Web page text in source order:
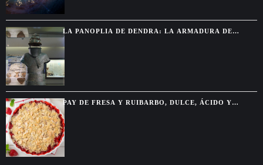
LA PANOPLIA DE DENDRA: LA ARMADURA DE
BRONCE QUE REVELA CÓMO COMBATÍAN LOS
GUERREROS MICÉNICOS
PAY DE FRESA Y RUIBARBO, DULCE, ÁCIDO Y
PERFECTO PARA VERANO